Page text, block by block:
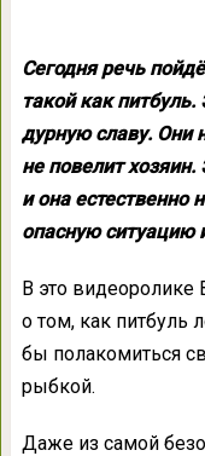
Сегодня речь
такой как
дурную славу. Они
не повелит
и она естественно
опасную ситуацию
В это
о том, как питбуль
бы полакомиться
рыбкой.
Даже из самой